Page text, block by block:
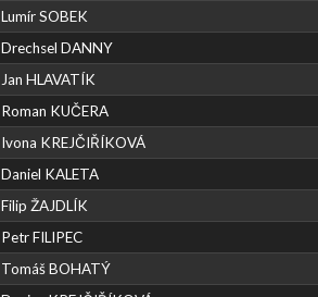
Lumír SOBEK
Drechsel DANNY
Jan HLAVATÍK
Roman KUČERA
Ivona KREJČIŘÍKOVÁ
Daniel KALETA
Filip ŽAJDLÍK
Petr FILIPEC
Tomáš BOHATÝ